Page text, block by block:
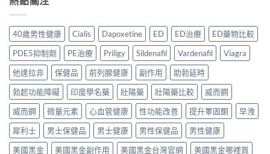
測
價〉
中
全
方
法
與
正
貨
購
買
指
南〉
中
價
錢
完
整
指
南〉
中
年
香
港
延
時
噴
霧
購
指
南〉
中
與
他
早
洩
藥
物
比
較
2026：
服
藥、
噴
劑、
40歲男性健康 Cialis Dapoxetine ED ED治療
ED藥物比較
PDE5抑制劑
PE治療 Priligy Sildenafil Vardenafil
Viagra
他達拉非
保健品 前列腺健康 副作用
助勃延時
勃起功能障礙
印度學名藥 壯陽藥 壯陽藥比較
威而鋼
威而鋼
微量元素 心血管健康 性功能改善 提升睪固酮
早洩
犀利士
男士保健品 男士健康 男性保健品
男性健康
美國黑金
美國黑金副作用 美國黑金台灣官網
美國黑金哪裡買